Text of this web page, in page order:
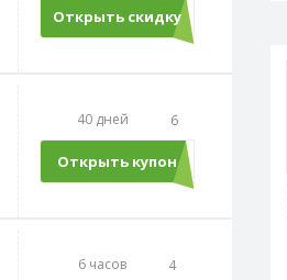
Открыть скидку
40 дней 6
Открыть купон
PROMOAI
6 часов 4